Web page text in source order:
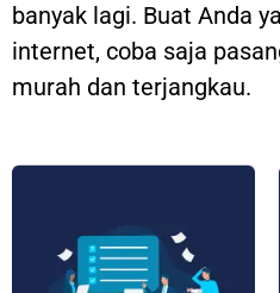
banyak lagi. Buat Anda
internet, coba saja
murah dan terjangkau.